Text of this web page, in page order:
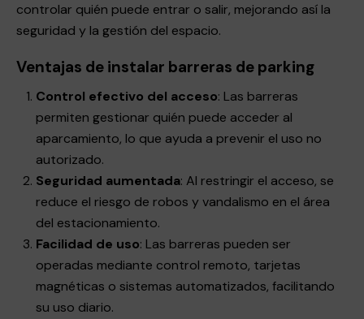
controlar quién puede entrar o salir, mejorando así la
seguridad y la gestión del espacio.
Ventajas de instalar barreras de parking
Control efectivo del acceso: Las barreras
permiten gestionar quién puede acceder al
aparcamiento, lo que ayuda a prevenir el uso no
autorizado.
Seguridad aumentada: Al restringir el acceso, se
reduce el riesgo de robos y vandalismo en el área
del estacionamiento.
Facilidad de uso: Las barreras pueden ser
operadas mediante control remoto, tarjetas
magnéticas o sistemas automatizados, facilitando
su uso diario.